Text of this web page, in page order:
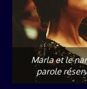
Marla et le
parole